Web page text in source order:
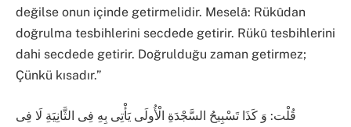
değilse onun içinde getirmelidir. Meselâ: Rükûdan
doğrulma tesbihlerini secdede getirir. Rükû tesbihlerini
dahi secdede getirir. Doğrulduğu zaman getirmez;
Çünkü kısadır.”
قُلْت: وَ كَذَا تَسْبِيحُ السَّجْدَةِ الْأُولَى يَأْتِى بِهِ فِى الثَّانِيَةِ لَا فِى